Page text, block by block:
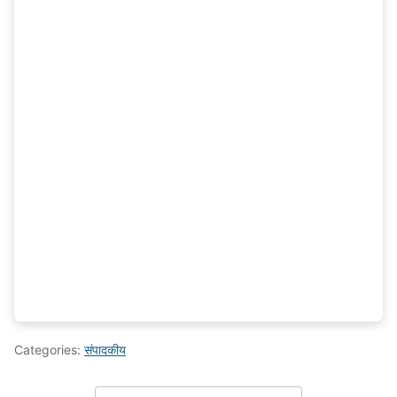
Categories: संपादकीय